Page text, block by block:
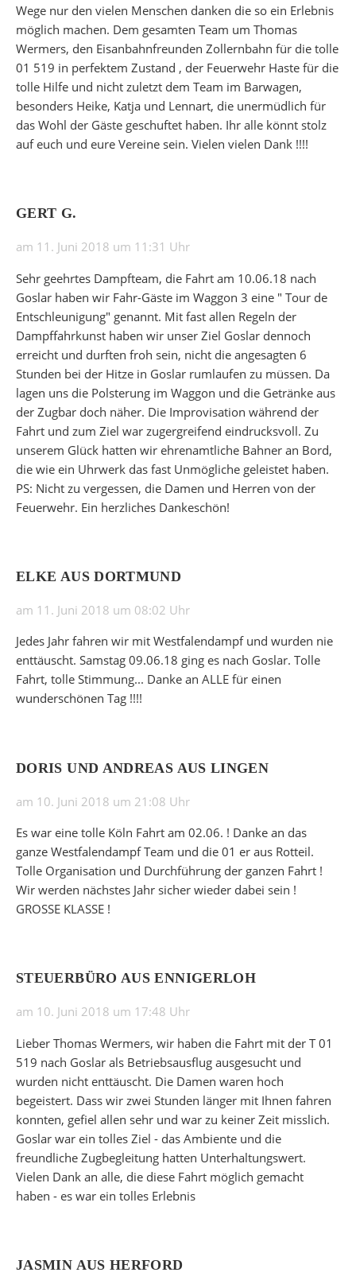
Wege nur den vielen Menschen danken die so ein Erlebnis
möglich machen. Dem gesamten Team um Thomas
Wermers, den Eisanbahnfreunden Zollernbahn für die tolle
01 519 in perfektem Zustand , der Feuerwehr Haste für die
tolle Hilfe und nicht zuletzt dem Team im Barwagen,
besonders Heike, Katja und Lennart, die unermüdlich für
das Wohl der Gäste geschuftet haben. Ihr alle könnt stolz
auf euch und eure Vereine sein. Vielen vielen Dank !!!!
GERT G.
am 11. Juni 2018 um 11:31 Uhr
Sehr geehrtes Dampfteam, die Fahrt am 10.06.18 nach
Goslar haben wir Fahr-Gäste im Waggon 3 eine " Tour de
Entschleunigung" genannt. Mit fast allen Regeln der
Dampffahrkunst haben wir unser Ziel Goslar dennoch
erreicht und durften froh sein, nicht die angesagten 6
Stunden bei der Hitze in Goslar rumlaufen zu müssen. Da
lagen uns die Polsterung im Waggon und die Getränke aus
der Zugbar doch näher. Die Improvisation während der
Fahrt und zum Ziel war zugergreifend eindrucksvoll. Zu
unserem Glück hatten wir ehrenamtliche Bahner an Bord,
die wie ein Uhrwerk das fast Unmögliche geleistet haben.
PS: Nicht zu vergessen, die Damen und Herren von der
Feuerwehr. Ein herzliches Dankeschön!
ELKE AUS DORTMUND
am 11. Juni 2018 um 08:02 Uhr
Jedes Jahr fahren wir mit Westfalendampf und wurden nie
enttäuscht. Samstag 09.06.18 ging es nach Goslar. Tolle
Fahrt, tolle Stimmung... Danke an ALLE für einen
wunderschönen Tag !!!!
DORIS UND ANDREAS AUS LINGEN
am 10. Juni 2018 um 21:08 Uhr
Es war eine tolle Köln Fahrt am 02.06. ! Danke an das
ganze Westfalendampf Team und die 01 er aus Rotteil.
Tolle Organisation und Durchführung der ganzen Fahrt !
Wir werden nächstes Jahr sicher wieder dabei sein !
GROSSE KLASSE !
STEUERBÜRO AUS ENNIGERLOH
am 10. Juni 2018 um 17:48 Uhr
Lieber Thomas Wermers, wir haben die Fahrt mit der T 01
519 nach Goslar als Betriebsausflug ausgesucht und
wurden nicht enttäuscht. Die Damen waren hoch
begeistert. Dass wir zwei Stunden länger mit Ihnen fahren
konnten, gefiel allen sehr und war zu keiner Zeit misslich.
Goslar war ein tolles Ziel - das Ambiente und die
freundliche Zugbegleitung hatten Unterhaltungswert.
Vielen Dank an alle, die diese Fahrt möglich gemacht
haben - es war ein tolles Erlebnis
JASMIN AUS HERFORD